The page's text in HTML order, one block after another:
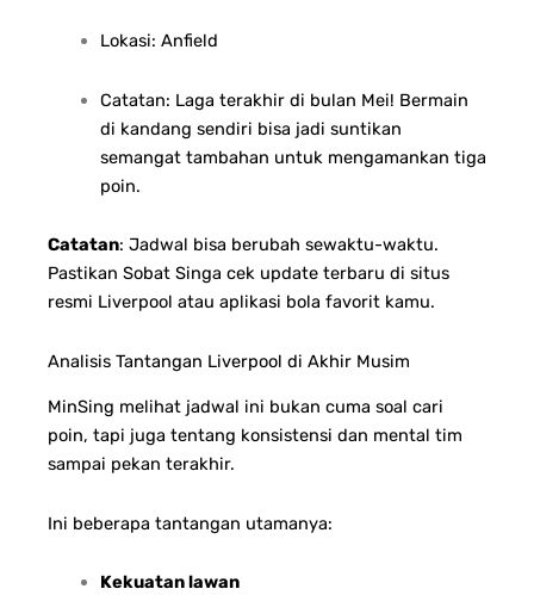
Lokasi: Anfield
Catatan: Laga terakhir di bulan Mei! Bermain
di kandang sendiri bisa jadi suntikan
semangat tambahan untuk mengamankan tiga
poin.
Catatan: Jadwal bisa berubah sewaktu-waktu.
Pastikan Sobat Singa cek update terbaru di situs
resmi Liverpool atau aplikasi bola favorit kamu.
Analisis Tantangan Liverpool di Akhir Musim
MinSing melihat jadwal ini bukan cuma soal cari
poin, tapi juga tentang konsistensi dan mental tim
sampai pekan terakhir.
Ini beberapa tantangan utamanya:
Kekuatan lawan